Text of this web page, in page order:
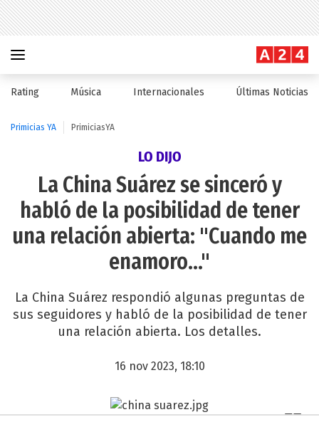
Rating Música Internacionales Últimas Noticias
Primicias YA PrimiciasYA
LO DIJO
La China Suárez se sinceró y
habló de la posibilidad de tener
una relación abierta: "Cuando me
enamoro..."
La China Suárez respondió algunas preguntas de
sus seguidores y habló de la posibilidad de tener
una relación abierta. Los detalles.
16 nov 2023, 18:10